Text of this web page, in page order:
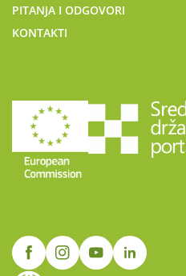
PITANJA I ODGOVORI
KONTAKTI